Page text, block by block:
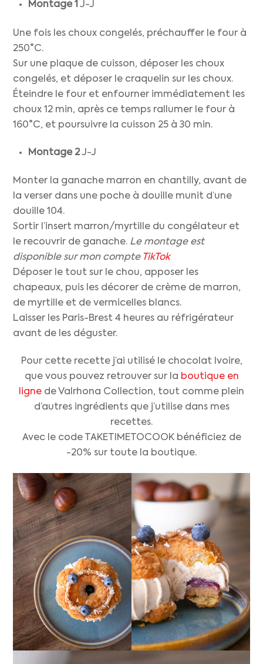
Montage 1J-J
Une fois les choux congelés, préchauffer le four à
250°C.
Sur une plaque de cuisson, déposer les choux
congelés, et déposer le craquelin sur les choux.
Éteindre le four et enfourner immédiatement les
choux 12 min, après ce temps rallumer le four à
160°C, et poursuivre la cuisson 25 à 30 min.
Montage 2J-J
Monter la ganache marron en chantilly, avant de
la verser dans une poche à douille munit d’une
douille 104.
Sortir l’insert marron/myrtille du congélateur et
le recouvrir de ganache. Le montage est
disponible sur mon compte TikTok
Déposer le tout sur le chou, apposer les
chapeaux, puis les décorer de crème de marron,
de myrtille et de vermicelles blancs.
Laisser les Paris-Brest 4 heures au réfrigérateur
avant de les déguster.
Pour cette recette j’ai utilisé le chocolat Ivoire,
que vous pouvez retrouver sur la boutique en
ligne de Valrhona Collection, tout comme plein
d’autres ingrédients que j’utilise dans mes
recettes.
Avec le code TAKETIMETOCOOK bénéficiez de
-20% sur toute la boutique.